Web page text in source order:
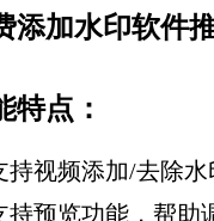
添加水印软件
特点：
持视频添加/去除水
持预览功能，帮助